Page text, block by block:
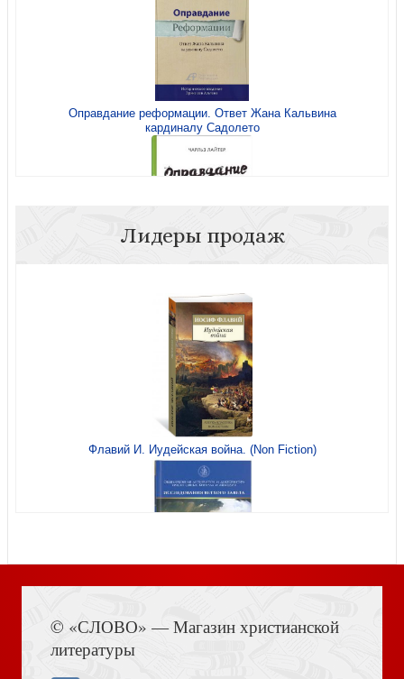
Sola scriptura: Писание без традиции?
Оправдание реформации. Ответ Жана Кальвина
кардиналу Садолето
Оправдание и возрождение
Личность Христа (Контуры христианского богословия)
Провидение. Контуры христианского богословия
Лидеры продаж
Флавий И. Иудейская война. (Non Fiction)
© «СЛОВО» — Магазин христианской
литературы